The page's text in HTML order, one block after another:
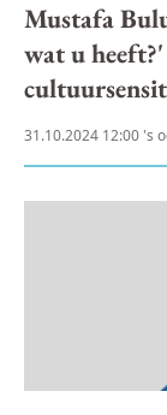
Mustafa
wat u
31.10.2024 12:00 's